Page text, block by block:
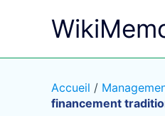
Accueil /
financement